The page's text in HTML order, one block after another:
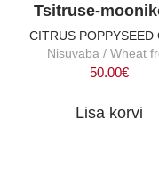
Tsitruse-
CITRUS POPPYSEED
Nisuvaba / Wheat
50.00€
Lisa korvi